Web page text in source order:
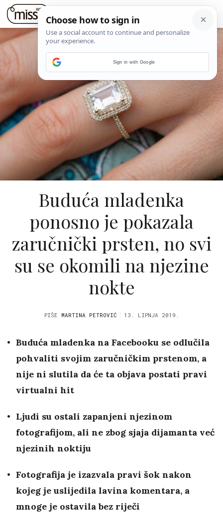
Buduća mladenka
ponosno je pokazala
zaručnički prsten, no svi
su se okomili na njezine
nokte
PIŠE MARTINA PETROVIĆ 13. LIPNJA 2019.
Buduća mladenka na Facebooku se odlučila
pohvaliti svojim zaručničkim prstenom, a
nije ni slutila da će ta objava postati pravi
virtualni hit
Ljudi su ostali zapanjeni njezinom
fotografijom, ali ne zbog sjaja dijamanta već
njezinih noktiju
Fotografija je izazvala pravi šok nakon
kojeg je uslijedila lavina komentara, a
mnoge je ostavila bez riječi
Sign in with Google